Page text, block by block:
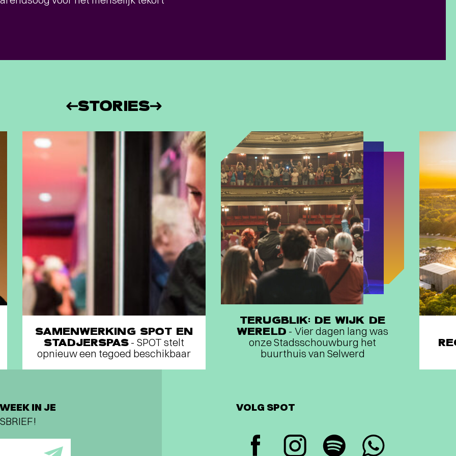
STORIES
SAMENWERKING SPOT EN
STADJERSPAS - SPOT stelt
opnieuw een tegoed beschikbaar
TERUGBLIK: DE WIJK DE
WERELD - Vier dagen lang was
onze Stadsschouwburg het
buurthuis van Selwerd
IN JE
VOLG SPOT